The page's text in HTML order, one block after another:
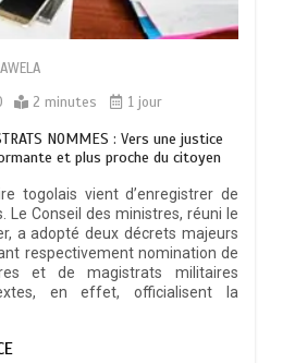
2 minutes 1 jour
NOMMES : Vers une justice
et plus proche du citoyen
togolais vient d’enregistrer de
Le Conseil des ministres, réuni le
a adopté deux décrets majeurs
respectivement nomination de
et de magistrats militaires
en effet, officialisent la